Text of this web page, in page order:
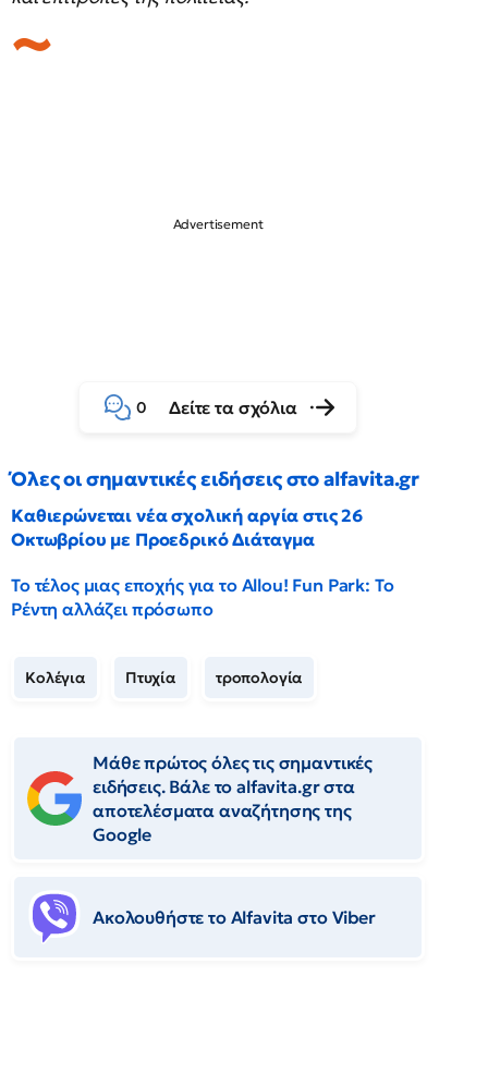
0 Δείτε τα σχόλια
Όλες οι σημαντικές ειδήσεις στο alfavita.gr
Καθιερώνεται νέα σχολική αργία στις 26
Οκτωβρίου με Προεδρικό Διάταγμα
Το τέλος μιας εποχής για το Allou! Fun Park: Το
Ρέντη αλλάζει πρόσωπο
Κολέγια Πτυχία τροπολογία
Μάθε πρώτος όλες τις σημαντικές
ειδήσεις. Βάλε το alfavita.gr στα
αποτελέσματα αναζήτησης της
Google
Ακολουθήστε το Αlfavita στο Viber